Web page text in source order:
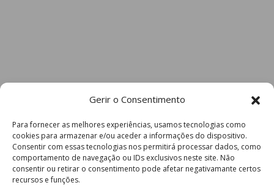
Gerir o Consentimento
Para fornecer as melhores experiências, usamos tecnologias como
cookies para armazenar e/ou aceder a informações do dispositivo.
Consentir com essas tecnologias nos permitirá processar dados, como
comportamento de navegação ou IDs exclusivos neste site. Não
consentir ou retirar o consentimento pode afetar negativamante certos
recursos e funções.